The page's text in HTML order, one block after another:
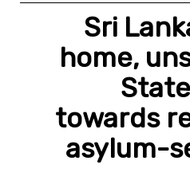
Sri
home,
towards
asylum-